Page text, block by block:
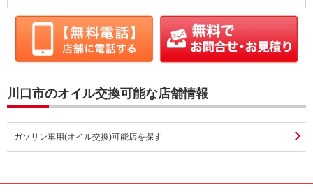
川口市のオイル交換可能な店舗情報
ガソリン車用(オイル交換)可能店を探す